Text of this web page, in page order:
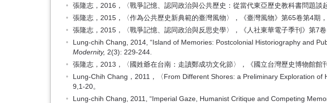
張隆志，2016，〈戰爭記憶、認同政治與公共歷史：從當代東亞歷史教科書問題談
張隆志，2015，〈作為公共歷史新典範的臺灣風物〉，《臺灣風物》第65卷第4期，
張隆志，2015，〈戰爭記憶、認同政治與反思史學〉，《人社東華電子季刊》第7卷
Lung-chih Chang, 2014, “Island of Memories: Postcolonial Historiography and
Modernity, 2(3): 229-244.
張隆志，2013，〈國姓爺在台南：走讀鄭成功文化節〉，《國立台灣歷史博物館館
Lung-Chih Chang，2011，〈From Different Shores: a Preliminary Exploration of
9,1-20。
Lung-chih Chang, 2011, “Imperial Gaze, Humanist Critique and Competing